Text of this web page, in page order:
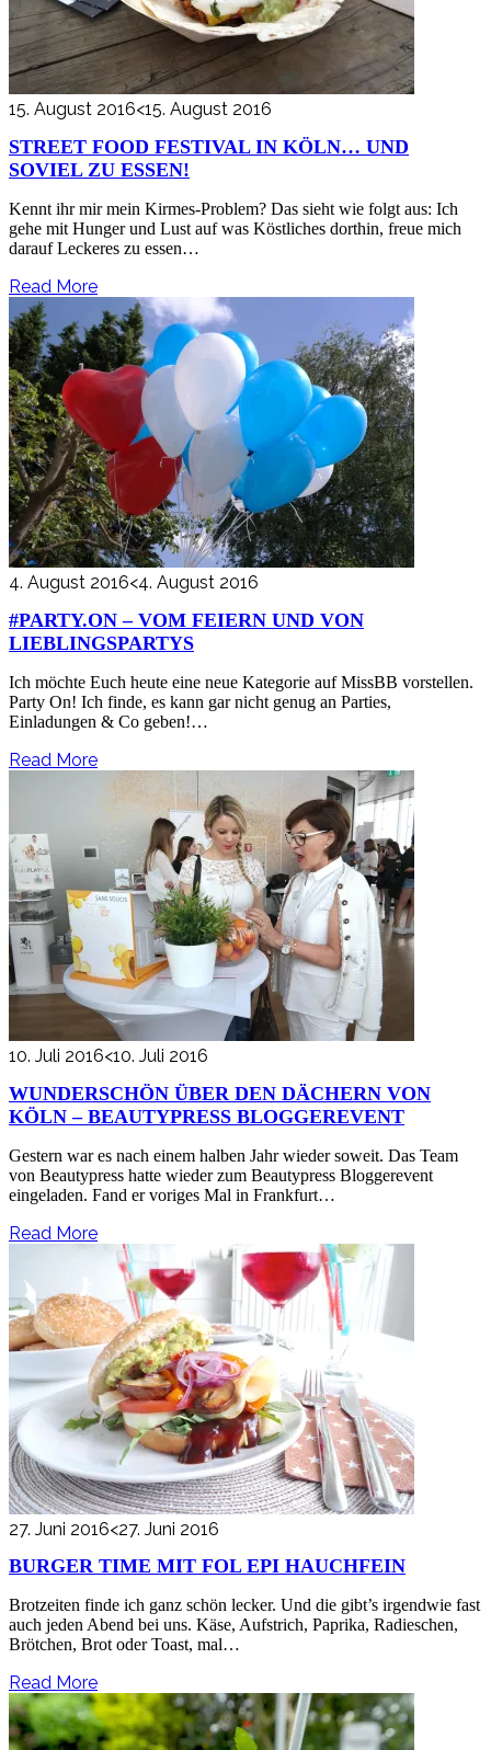
15. August 2016<15. August 2016
STREET FOOD FESTIVAL IN KÖLN… UND
SOVIEL ZU ESSEN!
Kennt ihr mir mein Kirmes-Problem? Das sieht wie folgt aus: Ich
gehe mit Hunger und Lust auf was Köstliches dorthin, freue mich
darauf Leckeres zu essen…
Read More
4. August 2016<4. August 2016
#PARTY.ON – VOM FEIERN UND VON
LIEBLINGSPARTYS
Ich möchte Euch heute eine neue Kategorie auf MissBB vorstellen.
Party On! Ich finde, es kann gar nicht genug an Parties,
Einladungen & Co geben!…
Read More
10. Juli 2016<10. Juli 2016
WUNDERSCHÖN ÜBER DEN DÄCHERN VON
KÖLN – BEAUTYPRESS BLOGGEREVENT
Gestern war es nach einem halben Jahr wieder soweit. Das Team
von Beautypress hatte wieder zum Beautypress Bloggerevent
eingeladen. Fand er voriges Mal in Frankfurt…
Read More
27. Juni 2016<27. Juni 2016
BURGER TIME MIT FOL EPI HAUCHFEIN
Brotzeiten finde ich ganz schön lecker. Und die gibt’s irgendwie fast
auch jeden Abend bei uns. Käse, Aufstrich, Paprika, Radieschen,
Brötchen, Brot oder Toast, mal…
Read More